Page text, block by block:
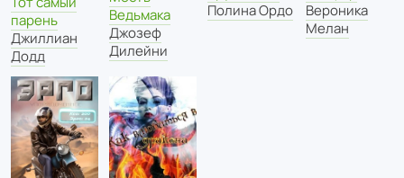
парень
Джиллиан
Додд
Ведьмака
Джозеф
Дилейни
Полина Ордо
Вероника
Мелан